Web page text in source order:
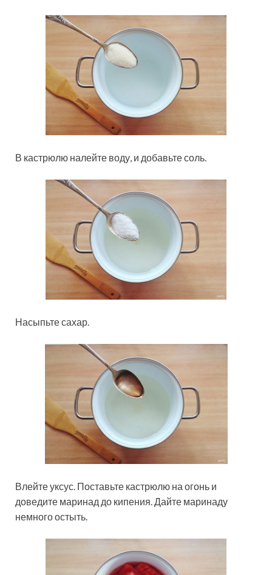
В кастрюлю налейте воду, и добавьте соль.
Насыпьте сахар.
Влейте уксус. Поставьте кастрюлю на огонь и
доведите маринад до кипения. Дайте маринаду
немного остыть.